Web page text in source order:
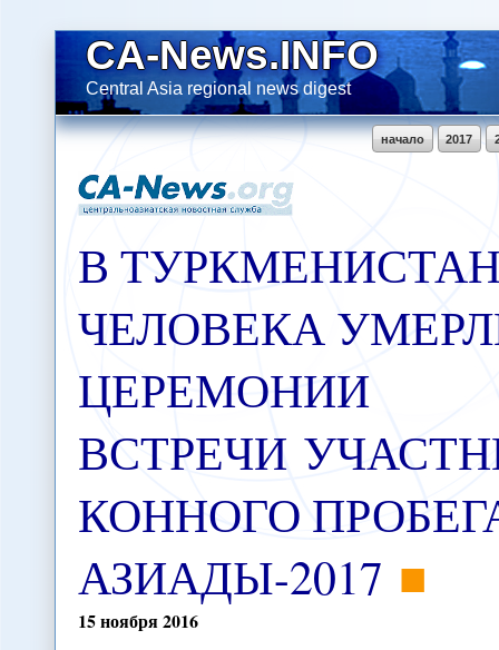
CA-News.INFO
Central Asia regional news digest
2017
начало
В
ЧЕЛОВЕКА
ЦЕРЕМОНИИ
ВСТРЕЧИ
КОННОГО
АЗИАДЫ-2017
15ноября2016